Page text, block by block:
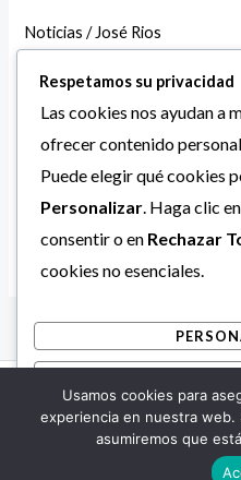
Noticias / José Rios
No pierdan la fuerza de vivir
país: Luis Caldera al conferir
Mara
Leer más »
Copyright © 2026
Respetamos su privacidad
Las cookies nos ayudan a
ofrecer contenido
Puede elegir qué cookies
Personalizar. Haga clic en
consentir o en Rechazar
cookies no esenciales.
Desarrollado por
Usamos cookies para
experiencia en nuestra
asumiremos que